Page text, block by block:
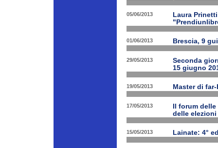
05/06/2013
Laura
01/06/2013 Brescia, 9
29/05/2013
Seconda
15 giugno
19/05/2013 Master di
17/05/2013
Il forum
delle elezioni
15/05/2013 Lainate: 4°